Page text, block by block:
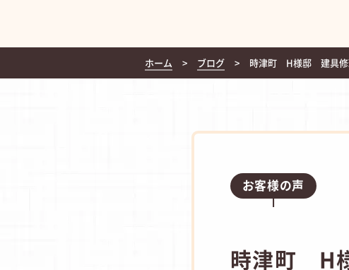
ホーム ブログ 時津町 H様邸 建具修
お客様の声
時津町 H